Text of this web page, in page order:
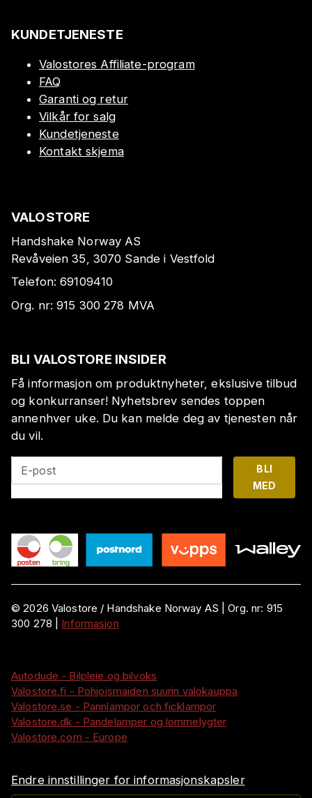
KUNDETJENESTE
Valostores Affiliate-program
FAQ
Garanti og retur
Vilkår for salg
Kundetjeneste
Kontakt skjema
VALOSTORE
Handshake Norway AS
Revåveien 35, 3070 Sande i Vestfold
Telefon:69109410
Org. nr:915 300 278 MVA
BLI VALOSTORE INSIDER
Få informasjon om produktnyheter, ekslusive tilbud
og konkurranser! Nyhetsbrev sendes toppen
annenhver uke. Du kan melde deg av tjenesten når
du vil.
E-post
BLI
MED
©2026 Valostore / Handshake Norway AS |Org. nr: 915
300 278
Informasjon
Autodude - Bilpleie og bilvoks
Valostore.fi - Pohjoismaiden suurin valokauppa
Valostore.se - Pannlampor och ficklampor
Valostore.dk - Pandelamper og lommelygter
Valostore.com - Europe
Endre innstillinger for informasjonskapsler